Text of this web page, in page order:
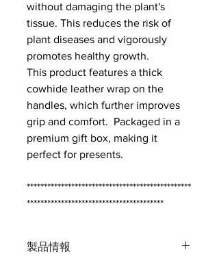
without damaging the plant's
tissue. This reduces the risk of
plant diseases and vigorously
promotes healthy growth.
This product features a thick
cowhide leather wrap on the
handles, which further improves
grip and comfort. Packaged in a
premium gift box, making it
perfect for presents.
************************************************
****************************************
製品情報